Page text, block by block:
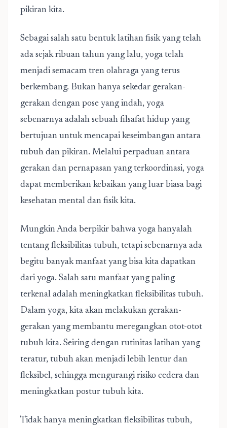
pikiran kita.
Sebagai salah satu bentuk latihan fisik yang telah
ada sejak ribuan tahun yang lalu, yoga telah
menjadi semacam tren olahraga yang terus
berkembang. Bukan hanya sekedar gerakan-
gerakan dengan pose yang indah, yoga
sebenarnya adalah sebuah filsafat hidup yang
bertujuan untuk mencapai keseimbangan antara
tubuh dan pikiran. Melalui perpaduan antara
gerakan dan pernapasan yang terkoordinasi, yoga
dapat memberikan kebaikan yang luar biasa bagi
kesehatan mental dan fisik kita.
Mungkin Anda berpikir bahwa yoga hanyalah
tentang fleksibilitas tubuh, tetapi sebenarnya ada
begitu banyak manfaat yang bisa kita dapatkan
dari yoga. Salah satu manfaat yang paling
terkenal adalah meningkatkan fleksibilitas tubuh.
Dalam yoga, kita akan melakukan gerakan-
gerakan yang membantu meregangkan otot-otot
tubuh kita. Seiring dengan rutinitas latihan yang
teratur, tubuh akan menjadi lebih lentur dan
fleksibel, sehingga mengurangi risiko cedera dan
meningkatkan postur tubuh kita.
Tidak hanya meningkatkan fleksibilitas tubuh,